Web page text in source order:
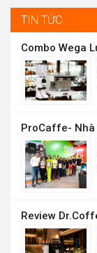
TIN TỨC